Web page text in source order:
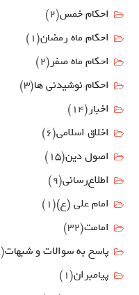
احکام خمس(2)
احکام ماه رمضان(1)
احکام ماه صفر(2)
احکام نوشیدنی ها(3)
اخبار(14)
اخلاق اسلامی(6)
اصول دين(15)
اطلاع‌رسانی(9)
امام علي (ع)(1)
امامت(32)
پاسخ به سوالات و شبهات(138)
پیامبران(1)